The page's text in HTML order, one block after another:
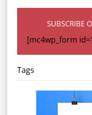
SUBSCRIBE
[mc4wp_form
Tags